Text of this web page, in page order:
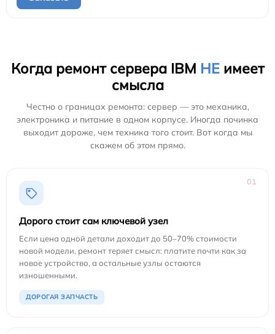
Когда ремонт сервера IBM НЕимеет
смысла
Честно о границах ремонта: сервер — это механика,
электроника и питание в одном корпусе. Иногда починка
выходит дороже, чем техника того стоит. Вот когда мы
скажем об этом прямо.
01
Дорого стоит сам ключевой узел
Если цена одной детали доходит до 50–70% стоимости
новой модели, ремонт теряет смысл: платите почти как за
новое устройство, а остальные узлы остаются
изношенными.
ДОРОГАЯ ЗАПЧАСТЬ